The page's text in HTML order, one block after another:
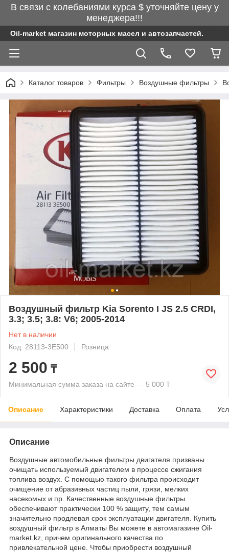
В связи с колебаниями курса $ уточняйте цену у
менеджера!!!
Oil-market магазин моторных масел и автозапчастей.
Каталог товаров Фильтры Воздушные фильтры
Воздушный фильтр Kia Sorento I JS 2.5 CRDI,
3.3; 3.5; 3.8: V6; 2005-2014
Нет в наличии
Код: 28113-3E500
Розница
2 500 ₸
Минимальная сумма заказа на сайте — 5 000 ₸
Описание Характеристики Доставка Оплата
Описание
Воздушные автомобильные фильтры двигателя призваны
очищать используемый двигателем в процессе сжигания
топлива воздух. С помощью такого фильтра происходит
очищение от абразивных частиц пыли, грязи, мелких
насекомых и пр. Качественные воздушные фильтры
обеспечивают практически 100 % защиту, тем самым
значительно продлевая срок эксплуатации двигателя. Купить
воздушный фильтр в Алматы Вы можете в автомагазине Oil-
market.kz, причем оригинального качества по
привлекательной цене. Чтобы приобрести воздушный